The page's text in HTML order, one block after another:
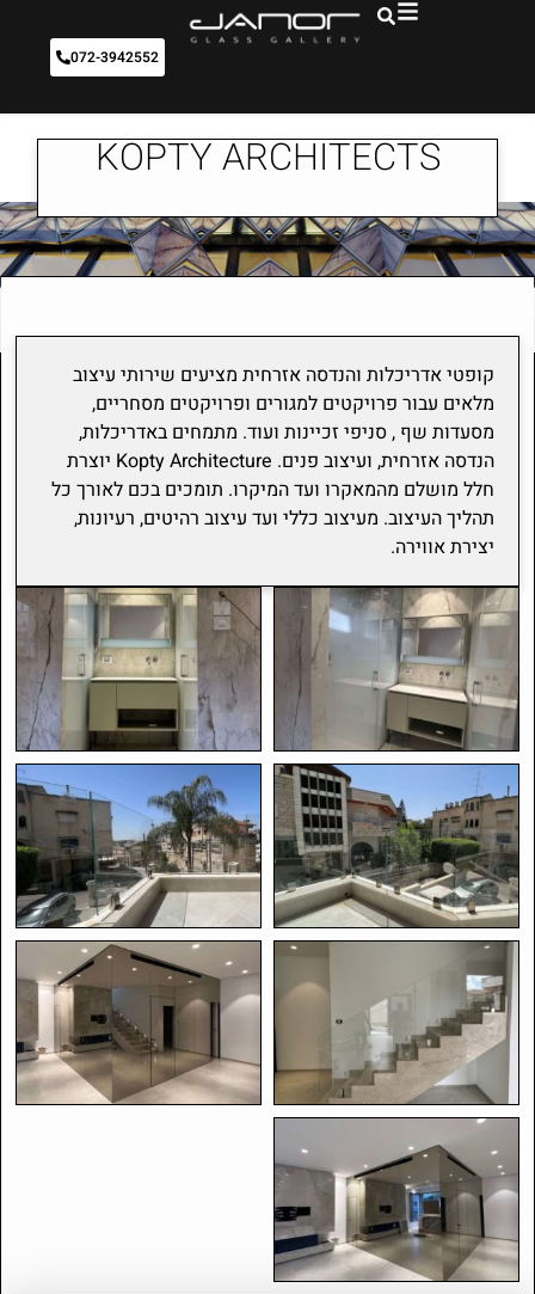
072-3942552
KOPTY ARCHITECTS
קופטי אדריכלות והנדסה אזרחית מציעים שירותי עיצוב
מלאים עבור פרויקטים למגורים ופרויקטים מסחריים,
מסעדות שף , סניפי זכיינות ועוד. מתמחים באדריכלות,
הנדסה אזרחית, ועיצוב פנים. Kopty Architecture יוצרת
חלל מושלם מהמאקרו ועד המיקרו. תומכים בכם לאורך כל
תהליך העיצוב. מעיצוב כללי ועד עיצוב רהיטים, רעיונות,
יצירת אווירה.